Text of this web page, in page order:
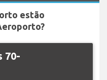
estão
70-